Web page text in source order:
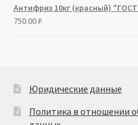
Антифриз 10кг (красный)
750.00₽
Юридические данные
Политика в отношении